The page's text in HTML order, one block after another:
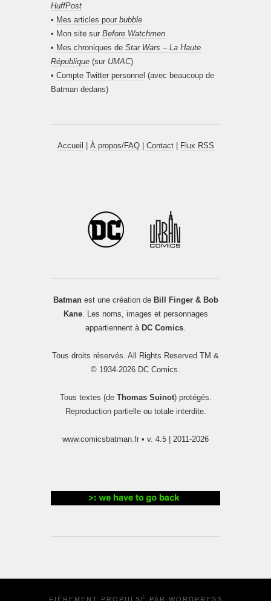
HuffPost
• Mes articles pour bubble
• Mon site sur Before Watchmen
• Mes chroniques de Star Wars – La Haute
République (sur UMAC)
• Compte Twitter personnel (avec beaucoup de
Batman dedans)
Accueil À propos/FAQ| Contact| Flux RSS
Batmanest une création de Bill Finger & Bob
Kane. Les noms, images et personnages
appartiennent à DC Comics.
Tous droits réservés. All Rights Reserved TM &
© 1934-2026 DC Comics.
Tous textes (de Thomas Suinot) protégés.
Reproduction partielle ou totale interdite.
www.comicsbatman.fr • v. 4.5 | 2011-2026
FIÈREMENT PROPULSÉ PAR WORDPRESS